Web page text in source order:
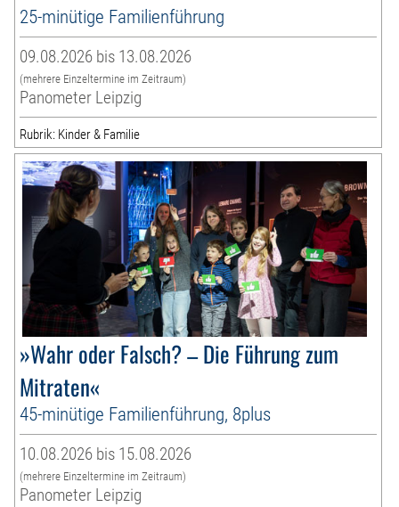
25-minütige Familienführung
09.08.2026 bis 13.08.2026
(mehrere Einzeltermine im Zeitraum)
Panometer Leipzig
Rubrik: Kinder & Familie
»Wahr oder Falsch? – Die Führung zum
Mitraten«
45-minütige Familienführung, 8plus
10.08.2026 bis 15.08.2026
(mehrere Einzeltermine im Zeitraum)
Panometer Leipzig